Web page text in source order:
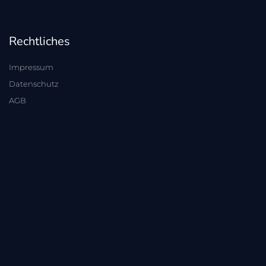
Rechtliches
Impressum
Datenschutz
AGB